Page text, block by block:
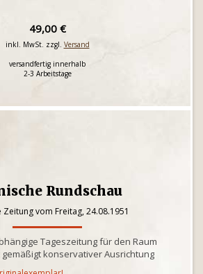
49,00 €
inkl. MwSt. zzgl. Versand
versandfertig innerhalb
2-3 Arbeitstage
Rundschau
Zeitung vom Freitag, 24.08.1951
Tageszeitung für den Raum
konservativer Ausrichtung